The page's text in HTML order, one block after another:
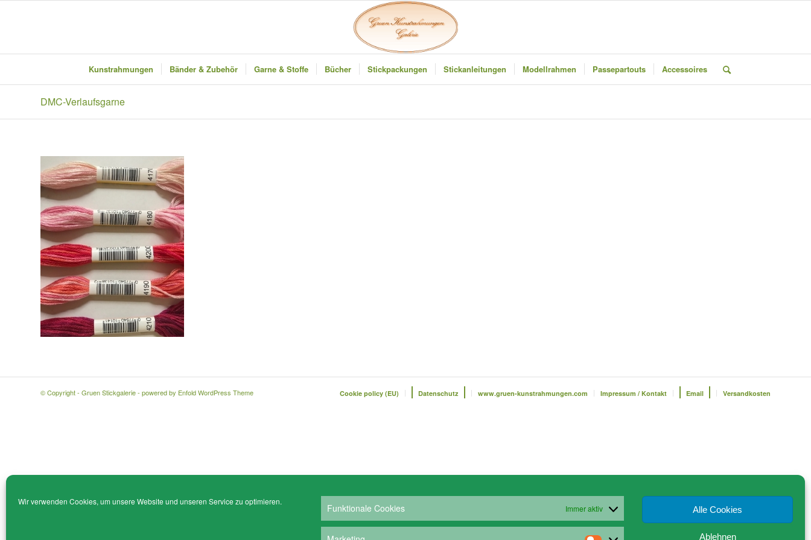
Wir verwenden Cookies, um unsere Website und unseren Service zu optimieren.
Funktionale Cookies Immer aktiv Alle Cookies
Ablehnen
Kunstrahmungen Bänder & Zubehör Garne & Stoffe Bücher Stickpackungen Stickanleitungen Modellrahmen Passepartouts Accessoires
DMC-Verlaufsgarne
© Copyright - Gruen Stickgalerie - powered by Enfold WordPress Theme Cookie policy (EU) Datenschutz www.gruen-kunstrahmungen.com Impressum / Kontakt Email Versandkosten